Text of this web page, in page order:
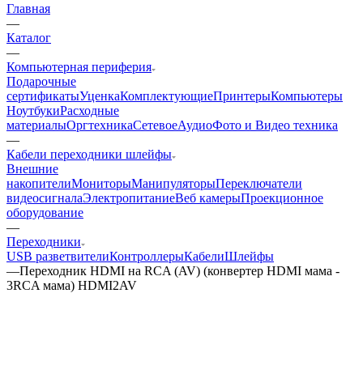
Главная
—
Каталог
—
Компьютерная периферия
Подарочные
сертификатыУценкаКомплектующиеПринтерыКомпьютеры
НоутбукиРасходные
материалыОргтехникаСетевоеАудиоФото и Видео техника
—
Кабели переходники шлейфы
Внешние
накопителиМониторыМанипуляторыПереключатели
видеосигналаЭлектропитаниеВеб камерыПроекционное
оборудование
—
Переходники
USB разветвителиКонтроллерыКабелиШлейфы
—Переходник HDMI на RCA (AV) (конвертер HDMI мама -
3RCA мама) HDMI2AV